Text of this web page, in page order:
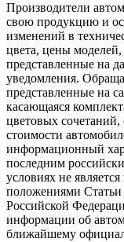
Производители
свою продукцию и
изменений в
цвета, цены
представленные на
уведомления.
представленные на
касающаяся
цветовых сочетаний,
стоимости
информационный
последним
условиях не
положениями Статьи
Российской
информации об
ближайшему